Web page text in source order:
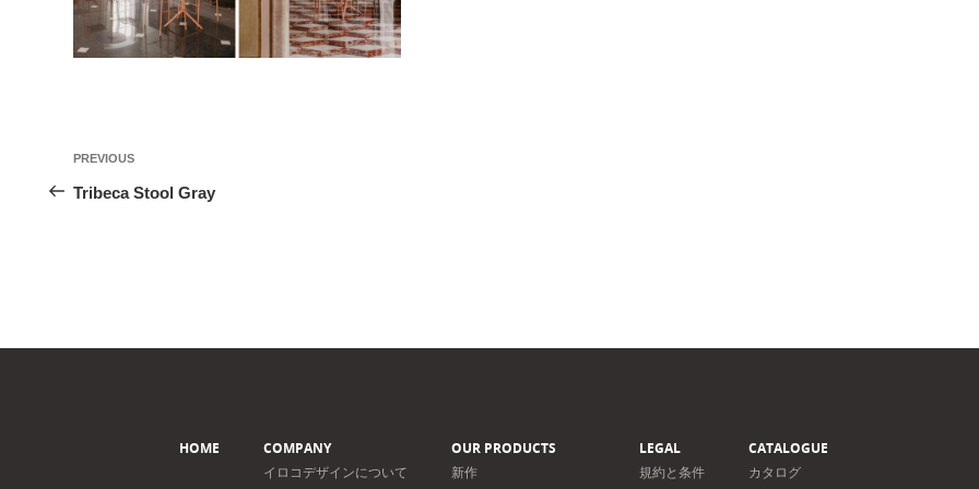
投
稿
シ
Previous
Post
PREVIOUS
Tribeca Stool Gray
HOME
COMPANY
イロコデザインについて
OUR PRODUCTS
新作
LEGAL
規約と条件
CATALOGUE
カタログ